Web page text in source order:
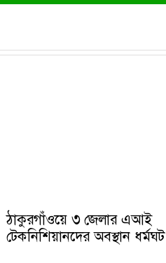
ঠাকুরগাঁওয়ে ৩ জেলার এআই
টেকনিশিয়ানদের অবস্থান ধর্মঘট